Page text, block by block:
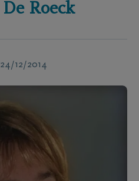
De Roeck
24/12/2014